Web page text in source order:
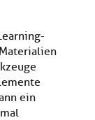
ein